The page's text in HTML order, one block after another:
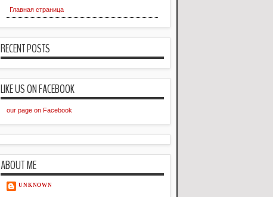
Главная страница
RECENT POSTS
LIKE US ON FACEBOOK
our page on Facebook
ABOUT ME
UNKNOWN